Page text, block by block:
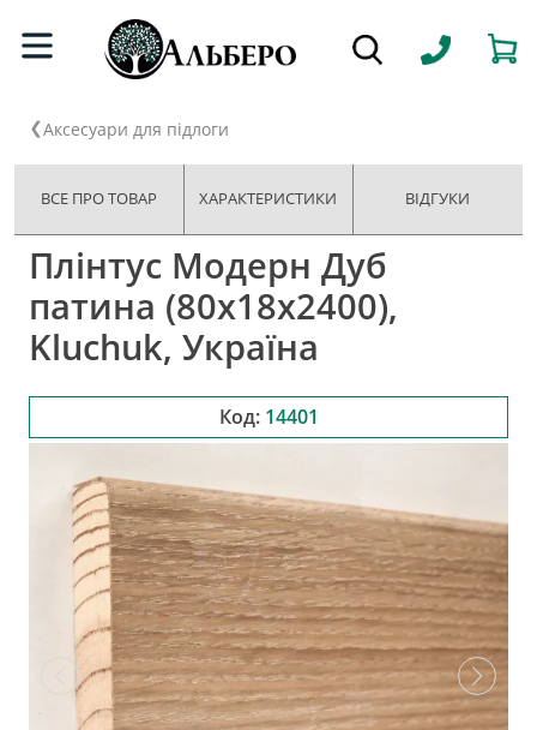
Аксесуари для підлоги
ВСЕ ПРО ТОВАР ХАРАКТЕРИСТИКИ ВІДГУКИ
Плінтус Модерн Дуб
патина (80х18х2400),
Kluchuk, Україна
Код: 14401